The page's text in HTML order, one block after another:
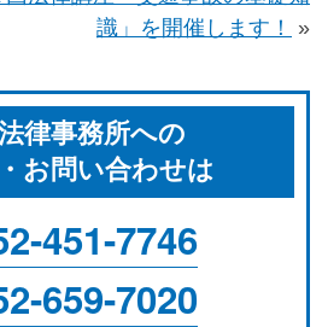
識」を開催します！
»
律事務所への
お問い合わせは
451-7746
659-7020